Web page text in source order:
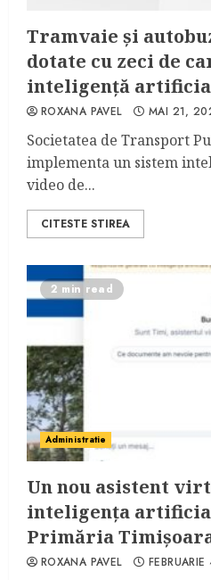
Tramvaie și
dotate cu zeci de
inteligență
ROXANA PAVEL MAI 21,
Societatea de Transport
implementa un sistem
video de...
CITESTE STIREA
2 min read
Administratie
Un nou asistent
inteligența
Primăria
ROXANA PAVEL